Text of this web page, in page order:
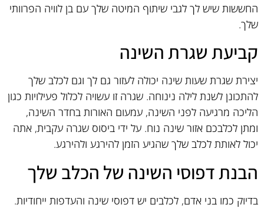
החששות שיש לך לגבי שיתוף המיטה שלך עם בן לוויה הפרוותי
שלך.
קביעת שגרת השינה
יצירת שגרת שעות שינה יכולה לעזור גם לך וגם לכלב שלך
להתכונן לשנת לילה נינוחה. שגרה זו עשויה לכלול פעילויות כגון
הליכה מרגיעה לפני השינה, עמעום האורות בחדר השינה,
ומתן לכלבכם אזור שינה נוח. על ידי ביסוס שגרה עקבית, אתה
יכול לאותת לכלב שלך שהגיע הזמן להירגע ולהירגע.
הבנת דפוסי השינה של הכלב שלך
בדיוק כמו בני אדם, לכלבים יש דפוסי שינה והעדפות ייחודיות.